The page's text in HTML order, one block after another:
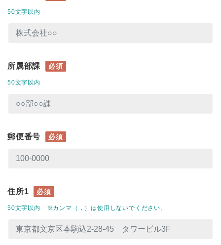
50文字以内
所属部課 必須
50文字以内
郵便番号 必須
住所1 必須
50文字以内 ※カンマ（，）は使用しないでください。